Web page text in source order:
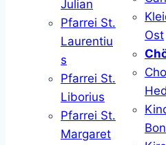
Julian
Pfarrei St.
Laurentiu
s
Pfarrei St.
Liborius
Pfarrei St.
Margaret
Ost